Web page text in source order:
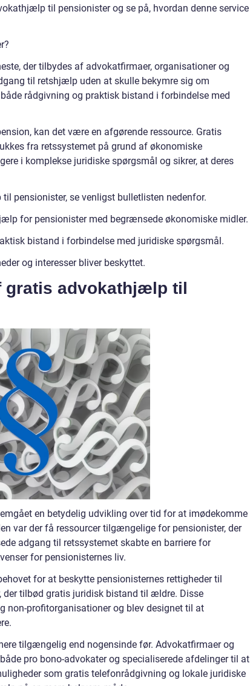
til pensionister og se på, hvordan denne service
der tilbydes af advokatfirmaer, organisationer og
til retshjælp uden at skulle bekymre sig om
rådgivning og praktisk bistand i forbindelse med
kan det være en afgørende ressource. Gratis
fra retssystemet på grund af økonomiske
i komplekse juridiske spørgsmål og sikrer, at deres
pensionister, se venligst bulletlisten nedenfor.
for pensionister med begrænsede økonomiske midler.
bistand i forbindelse med juridiske spørgsmål.
og interesser bliver beskyttet.
gratis advokathjælp til
en betydelig udvikling over tid for at imødekomme
var der få ressourcer tilgængelige for pensionister, der
adgang til retssystemet skabte en barriere for
for pensionisternes liv.
for at beskytte pensionisternes rettigheder til
tilbød gratis juridisk bistand til ældre. Disse
non-profitorganisationer og blev designet til at
tilgængelig end nogensinde før. Advokatfirmaer og
pro bono-advokater og specialiserede afdelinger til at
som gratis telefonrådgivning og lokale juridiske